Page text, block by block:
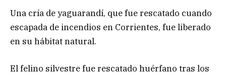
Una cría de yaguarandí, que fue rescatado cuando
escapada de incendios en Corrientes, fue liberado
en su hábitat natural.
El felino silvestre fue rescatado huérfano tras los